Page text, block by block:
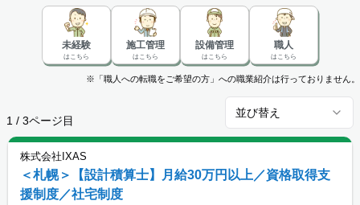
未経験
はこちら
施工管理
はこちら
設備管理
はこちら
職人
はこちら
※「職人への転職をご希望の方」への職業紹介は行っておりません。
1 / 3ページ目
並び替え
株式会社IXAS
＜札幌＞【設計積算士】月給30万円以上／資格取得支
援制度／社宅制度